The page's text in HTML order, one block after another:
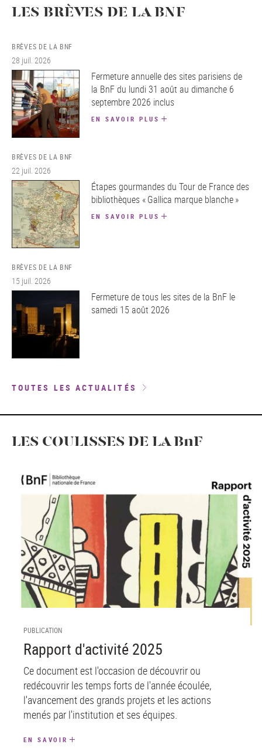
LES BRÈVES DE LA BNF
BRÈVES DE LA BNF
28 juil. 2026
Fermeture annuelle des sites parisiens de
la BnF du lundi 31 août au dimanche 6
septembre 2026 inclus
EN SAVOIR PLUS
BRÈVES DE LA BNF
22 juil. 2026
Étapes gourmandes du Tour de France des
bibliothèques « Gallica marque blanche »
EN SAVOIR PLUS
BRÈVES DE LA BNF
15 juil. 2026
Fermeture de tous les sites de la BnF le
samedi 15 août 2026
TOUTES LES ACTUALITÉS
LES COULISSES DE LA BnF
PUBLICATION
Rapport d'activité 2025
Ce document est l'occasion de découvrir ou
redécouvrir les temps forts de l'année écoulée,
l'avancement des grands projets et les actions
menés par l'institution et ses équipes.
EN SAVOIR